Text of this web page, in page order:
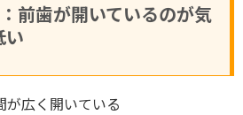
前歯が開いているのが気
い
が広く開いている